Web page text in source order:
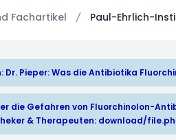
Fachartikel
Paul-Ehrlich-
Dr. Pieper: Was die Antibiotika
die Gefahren von Fluorchinolon-
& Therapeuten: download/